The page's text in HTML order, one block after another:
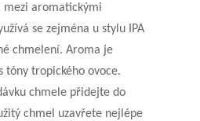
mezi aromatickými
se zejména u stylu IPA
chmelení. Aroma je
tóny tropického ovoce.
chmele přidejte do
chmel uzavřete nejlépe